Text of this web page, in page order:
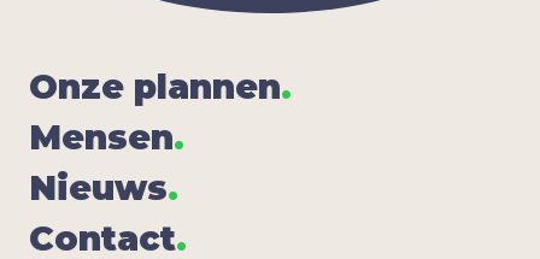
Onze plan­nen.
Men­sen.
Nieuws.
Con­tact.